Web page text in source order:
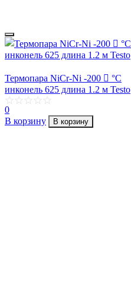
Термопара NiCr-Ni -200 񩑠 °C
инконель 625 длина 1.2 м Testo
0
В корзину
В корзину